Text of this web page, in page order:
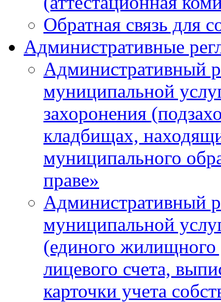
Обратная связь для
Административные
Административный
муниципальной
захоронения
кладбищах,
муниципального
праве»
Административный
муниципальной
(единого жилищного
лицевого счета,
карточки учета